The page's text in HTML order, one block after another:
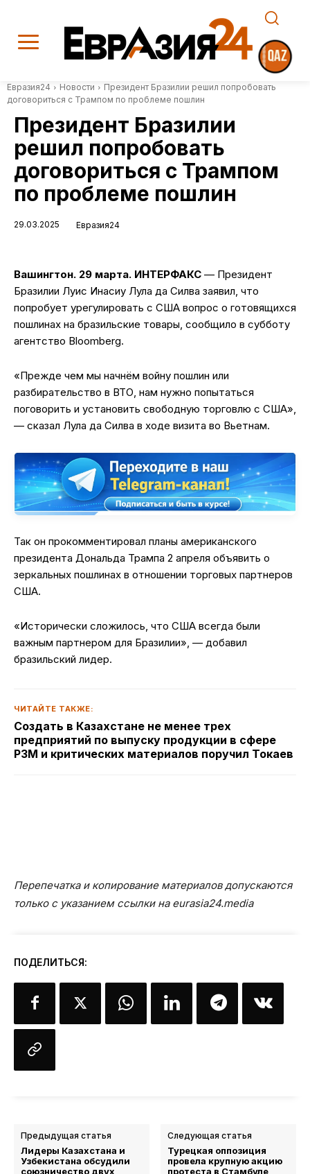
Евразия24 Новости
Президент Бразилии решил попробовать
договориться с Трампом по проблеме пошлин
Президент Бразилии
решил попробовать
договориться с Трампом
по проблеме пошлин
29.03.2025 Евразия24
Вашингтон. 29 марта. ИНТЕРФАКС — Президент
Бразилии Луис Инасиу Лула да Силва заявил, что
попробует урегулировать с США вопрос о готовящихся
пошлинах на бразильские товары, сообщило в субботу
агентство Bloomberg.
«Прежде чем мы начнём войну пошлин или
разбирательство в ВТО, нам нужно попытаться
поговорить и установить свободную торговлю с США»,
— сказал Лула да Силва в ходе визита во Вьетнам.
Так он прокомментировал планы американского
президента Дональда Трампа 2 апреля объявить о
зеркальных пошлинах в отношении торговых партнеров
США.
«Исторически сложилось, что США всегда были
важным партнером для Бразилии», — добавил
бразильский лидер.
ЧИТАЙТЕ ТАКЖЕ:
Создать в Казахстане не менее трех
предприятий по выпуску продукции в сфере
РЗМ и критических материалов поручил Токаев
Перепечатка и копирование материалов допускаются
только с указанием ссылки на eurasia24.media
ПОДЕЛИТЬСЯ:
Предыдущая статья
Лидеры Казахстана и
Узбекистана обсудили
союзничество двух
Следующая статья
Турецкая оппозиция
провела крупную акцию
протеста в Стамбуле